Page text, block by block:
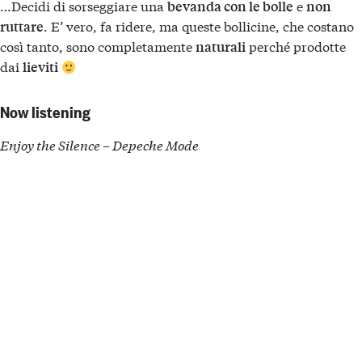
…Decidi di sorseggiare una bevanda con le bolle enon
ruttare. E’ vero, fa ridere, ma queste bollicine, che costano
così tanto, sono completamentenaturaliperché prodotte
dai lieviti
Now listening
Enjoy the Silence – Depeche Mode